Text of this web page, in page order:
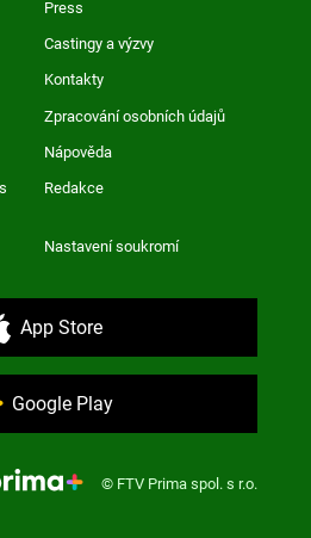
Press
Castingy a výzvy
Kontakty
Zpracování osobních údajů
Nápověda
Redakce
Nastavení soukromí
App Store
Google Play
© FTV Prima spol. s r.o.